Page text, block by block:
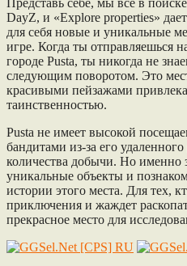
DayZ, и «Explore properties»
для себя новые и уникальные
игре. Когда ты отправляешься
городе Pusta, ты никогда не
следующим поворотом. Это
красивыми пейзажами
таинственностью.
Pusta не имеет высокой
бандитами из-за его
количества добычи. Но именно
уникальные объекты и
истории этого места. Для тех,
приключения и жаждет
прекрасное место для